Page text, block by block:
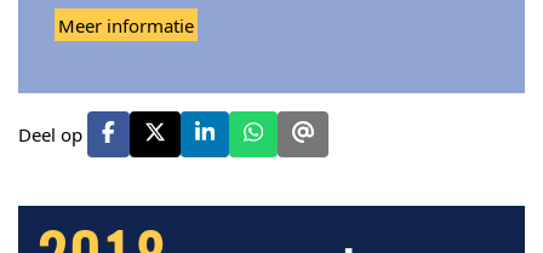
Meer informatie
Deel op